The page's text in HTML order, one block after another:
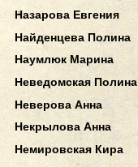
Назарова Евгения
Найденцева Полина
Наумлюк Марина
Неведомская Полина
Неверова Анна
Некрылова Анна
Немировская Кира